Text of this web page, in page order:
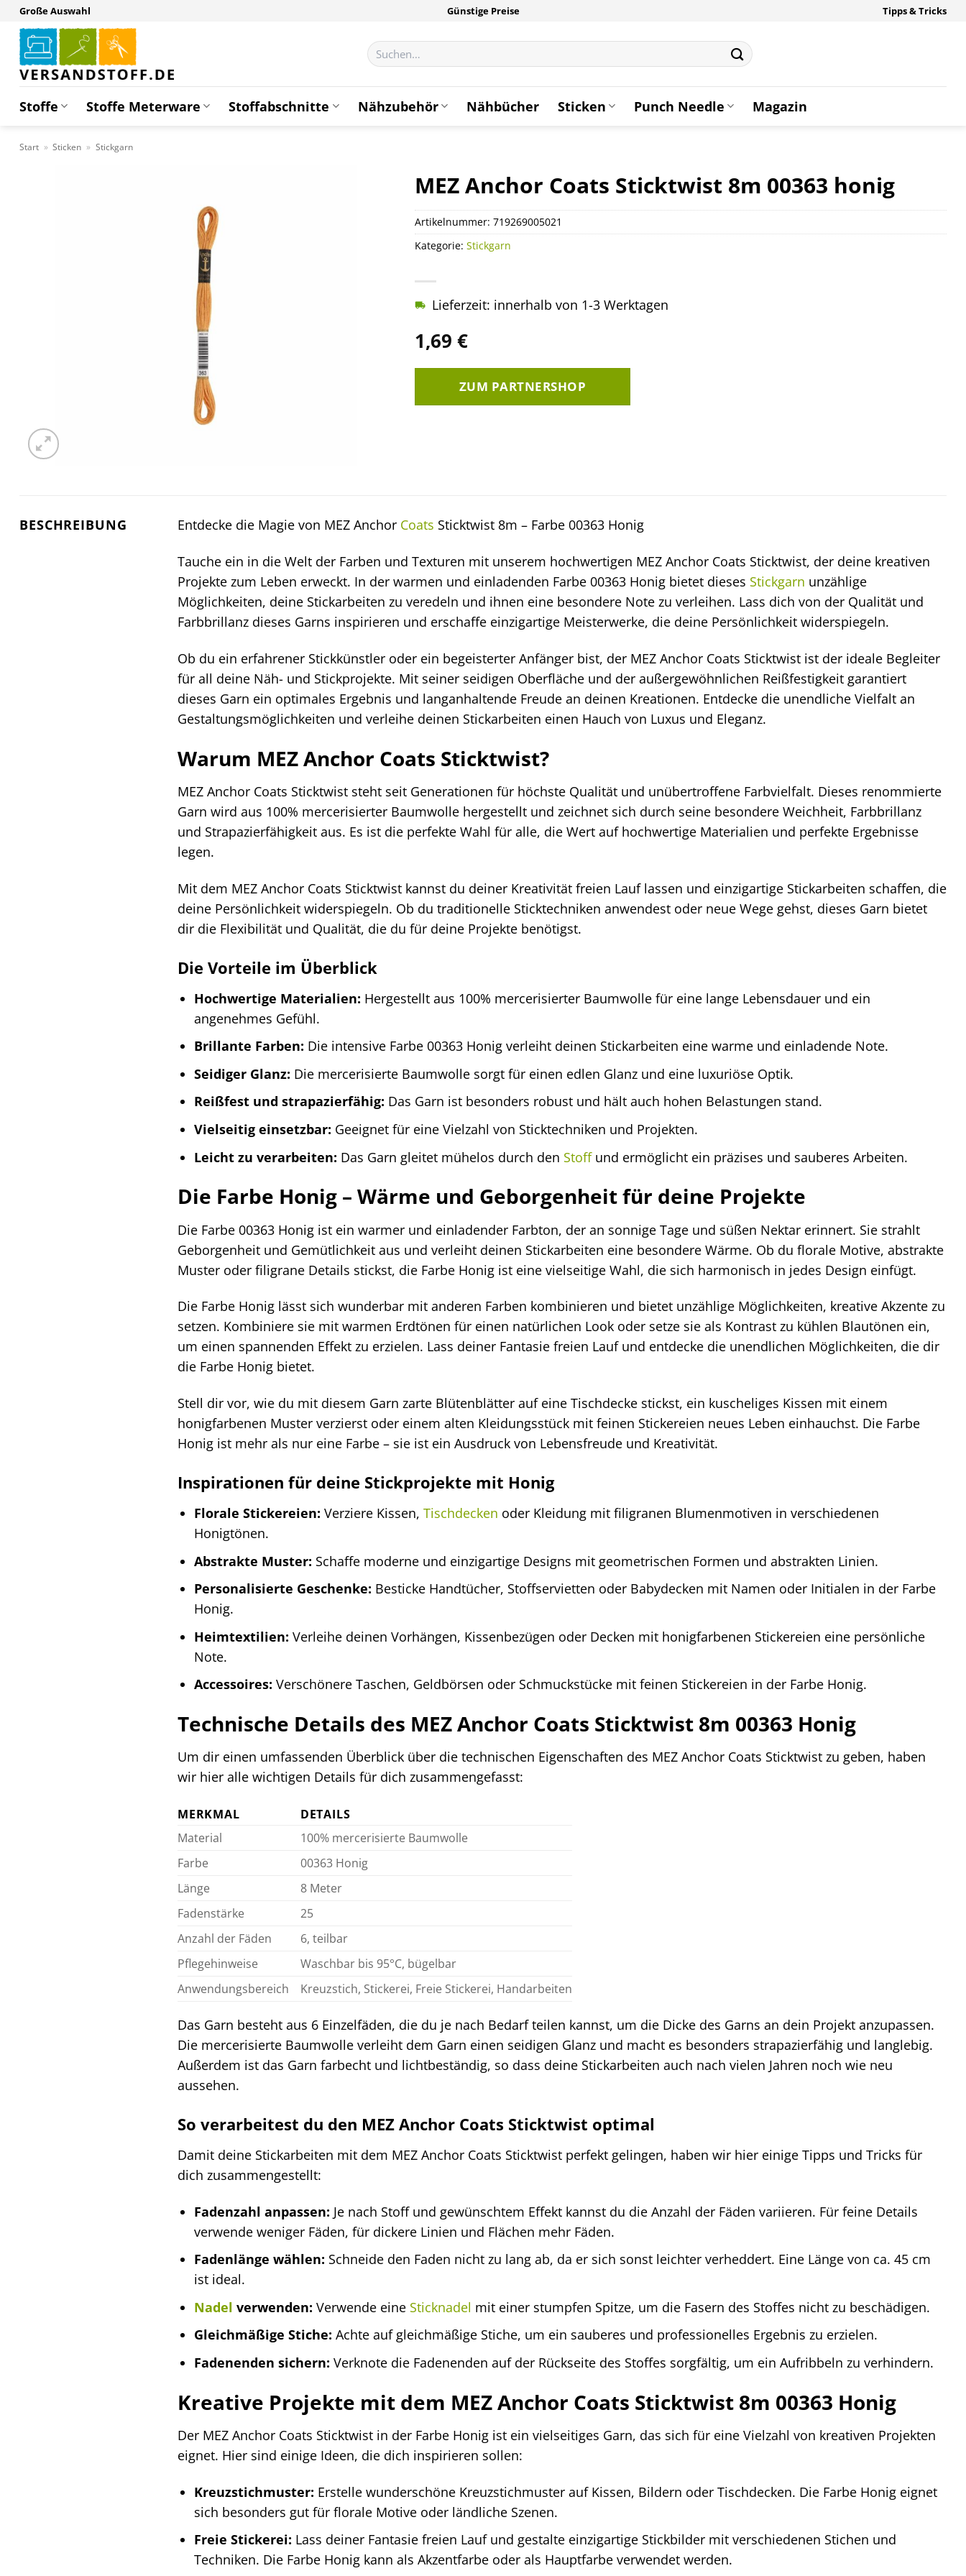
Zum
Inhalt
springen
Große Auswahl Günstige Preise Tipps & Tricks
Suchen
nach:
Stoffe Stoffe Meterware Stoffabschnitte Nähzubehör Nähbücher Sticken Punch Needle Magazin
Start » Sticken » Stickgarn
MEZ Anchor Coats Sticktwist 8m 00363 honig
1,69 €
Lieferzeit: innerhalb von 1-3 Werktagen
ZUM PARTNERSHOP
Artikelnummer: 719269005021
Kategorie: Stickgarn
BESCHREIBUNG Entdecke die Magie von MEZ Anchor Coats Sticktwist 8m – Farbe 00363 Honig
Tauche ein in die Welt der Farben und Texturen mit unserem hochwertigen MEZ Anchor Coats Sticktwist, der deine kreativen
Projekte zum Leben erweckt. In der warmen und einladenden Farbe 00363 Honig bietet dieses Stickgarn unzählige
Möglichkeiten, deine Stickarbeiten zu veredeln und ihnen eine besondere Note zu verleihen. Lass dich von der Qualität und
Farbbrillanz dieses Garns inspirieren und erschaffe einzigartige Meisterwerke, die deine Persönlichkeit widerspiegeln.
Ob du ein erfahrener Stickkünstler oder ein begeisterter Anfänger bist, der MEZ Anchor Coats Sticktwist ist der ideale Begleiter
für all deine Näh- und Stickprojekte. Mit seiner seidigen Oberfläche und der außergewöhnlichen Reißfestigkeit garantiert
dieses Garn ein optimales Ergebnis und langanhaltende Freude an deinen Kreationen. Entdecke die unendliche Vielfalt an
Gestaltungsmöglichkeiten und verleihe deinen Stickarbeiten einen Hauch von Luxus und Eleganz.
Warum MEZ Anchor Coats Sticktwist?
MEZ Anchor Coats Sticktwist steht seit Generationen für höchste Qualität und unübertroffene Farbvielfalt. Dieses renommierte
Garn wird aus 100% mercerisierter Baumwolle hergestellt und zeichnet sich durch seine besondere Weichheit, Farbbrillanz
und Strapazierfähigkeit aus. Es ist die perfekte Wahl für alle, die Wert auf hochwertige Materialien und perfekte Ergebnisse
legen.
Mit dem MEZ Anchor Coats Sticktwist kannst du deiner Kreativität freien Lauf lassen und einzigartige Stickarbeiten schaffen, die
deine Persönlichkeit widerspiegeln. Ob du traditionelle Sticktechniken anwendest oder neue Wege gehst, dieses Garn bietet
dir die Flexibilität und Qualität, die du für deine Projekte benötigst.
Die Vorteile im Überblick
Hochwertige Materialien: Hergestellt aus 100% mercerisierter Baumwolle für eine lange Lebensdauer und ein
angenehmes Gefühl.
Brillante Farben: Die intensive Farbe 00363 Honig verleiht deinen Stickarbeiten eine warme und einladende Note.
Seidiger Glanz: Die mercerisierte Baumwolle sorgt für einen edlen Glanz und eine luxuriöse Optik.
Reißfest und strapazierfähig: Das Garn ist besonders robust und hält auch hohen Belastungen stand.
Vielseitig einsetzbar: Geeignet für eine Vielzahl von Sticktechniken und Projekten.
Leicht zu verarbeiten: Das Garn gleitet mühelos durch den Stoffund ermöglicht ein präzises und sauberes Arbeiten.
Die Farbe Honig – Wärme und Geborgenheit für deine Projekte
Die Farbe 00363 Honig ist ein warmer und einladender Farbton, der an sonnige Tage und süßen Nektar erinnert. Sie strahlt
Geborgenheit und Gemütlichkeit aus und verleiht deinen Stickarbeiten eine besondere Wärme. Ob du florale Motive, abstrakte
Muster oder filigrane Details stickst, die Farbe Honig ist eine vielseitige Wahl, die sich harmonisch in jedes Design einfügt.
Die Farbe Honig lässt sich wunderbar mit anderen Farben kombinieren und bietet unzählige Möglichkeiten, kreative Akzente zu
setzen. Kombiniere sie mit warmen Erdtönen für einen natürlichen Look oder setze sie als Kontrast zu kühlen Blautönen ein,
um einen spannenden Effekt zu erzielen. Lass deiner Fantasie freien Lauf und entdecke die unendlichen Möglichkeiten, die dir
die Farbe Honig bietet.
Stell dir vor, wie du mit diesem Garn zarte Blütenblätter auf eine Tischdecke stickst, ein kuscheliges Kissen mit einem
honigfarbenen Muster verzierst oder einem alten Kleidungsstück mit feinen Stickereien neues Leben einhauchst. Die Farbe
Honig ist mehr als nur eine Farbe – sie ist ein Ausdruck von Lebensfreude und Kreativität.
Inspirationen für deine Stickprojekte mit Honig
Florale Stickereien: Verziere Kissen, Tischdecken oder Kleidung mit filigranen Blumenmotiven in verschiedenen
Honigtönen.
Abstrakte Muster: Schaffe moderne und einzigartige Designs mit geometrischen Formen und abstrakten Linien.
Personalisierte Geschenke: Besticke Handtücher, Stoffservietten oder Babydecken mit Namen oder Initialen in der Farbe
Honig.
Heimtextilien: Verleihe deinen Vorhängen, Kissenbezügen oder Decken mit honigfarbenen Stickereien eine persönliche
Note.
Accessoires: Verschönere Taschen, Geldbörsen oder Schmuckstücke mit feinen Stickereien in der Farbe Honig.
Technische Details des MEZ Anchor Coats Sticktwist 8m 00363 Honig
Um dir einen umfassenden Überblick über die technischen Eigenschaften des MEZ Anchor Coats Sticktwist zu geben, haben
wir hier alle wichtigen Details für dich zusammengefasst:
MERKMAL
DETAILS
Material
100% mercerisierte Baumwolle
Farbe
00363 Honig
Länge
8 Meter
Fadenstärke
25
Anzahl der Fäden
6, teilbar
Pflegehinweise
Waschbar bis 95°C, bügelbar
Anwendungsbereich
Kreuzstich, Stickerei, Freie Stickerei, Handarbeiten
Das Garn besteht aus 6 Einzelfäden, die du je nach Bedarf teilen kannst, um die Dicke des Garns an dein Projekt anzupassen.
Die mercerisierte Baumwolle verleiht dem Garn einen seidigen Glanz und macht es besonders strapazierfähig und langlebig.
Außerdem ist das Garn farbecht und lichtbeständig, so dass deine Stickarbeiten auch nach vielen Jahren noch wie neu
aussehen.
So verarbeitest du den MEZ Anchor Coats Sticktwist optimal
Damit deine Stickarbeiten mit dem MEZ Anchor Coats Sticktwist perfekt gelingen, haben wir hier einige Tipps und Tricks für
dich zusammengestellt:
Fadenzahl anpassen: Je nach Stoff und gewünschtem Effekt kannst du die Anzahl der Fäden variieren. Für feine Details
verwende weniger Fäden, für dickere Linien und Flächen mehr Fäden.
Fadenlänge wählen: Schneide den Faden nicht zu lang ab, da er sich sonst leichter verheddert. Eine Länge von ca. 45 cm
ist ideal.
Nadel verwenden: Verwende eine Sticknadel mit einer stumpfen Spitze, um die Fasern des Stoffes nicht zu beschädigen.
Gleichmäßige Stiche: Achte auf gleichmäßige Stiche, um ein sauberes und professionelles Ergebnis zu erzielen.
Fadenenden sichern: Verknote die Fadenenden auf der Rückseite des Stoffes sorgfältig, um ein Aufribbeln zu verhindern.
Kreative Projekte mit dem MEZ Anchor Coats Sticktwist 8m 00363 Honig
Der MEZ Anchor Coats Sticktwist in der Farbe Honig ist ein vielseitiges Garn, das sich für eine Vielzahl von kreativen Projekten
eignet. Hier sind einige Ideen, die dich inspirieren sollen:
Kreuzstichmuster: Erstelle wunderschöne Kreuzstichmuster auf Kissen, Bildern oder Tischdecken. Die Farbe Honig eignet
sich besonders gut für florale Motive oder ländliche Szenen.
Freie Stickerei: Lass deiner Fantasie freien Lauf und gestalte einzigartige Stickbilder mit verschiedenen Stichen und
Techniken. Die Farbe Honig kann als Akzentfarbe oder als Hauptfarbe verwendet werden.